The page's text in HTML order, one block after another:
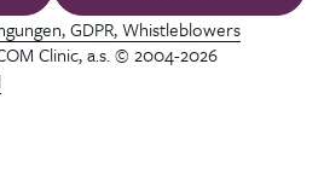
Clinic, a.s. © 2004-2026
GDPR, Whistleblowers